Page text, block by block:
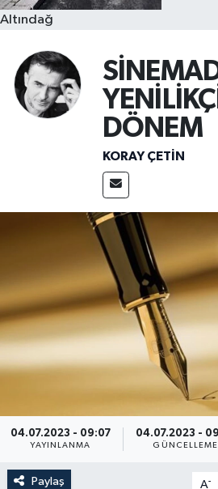
Altındağ
DÖNEM
KORAY ÇETIN
04.07.2023 - 09:07
YAYINLANMA
04.07.2023 -
GÜNCELLEME
Paylaş A-